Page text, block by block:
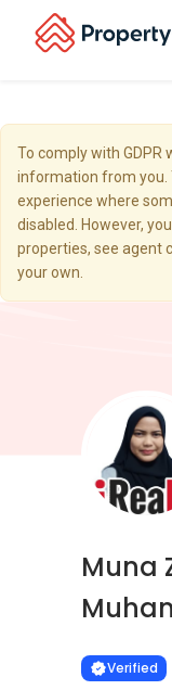
To comply with GDPR
information from you.
experience where
disabled. However,
properties, see agent
your own.
Muna
VERIFIED
Verified
Learn more